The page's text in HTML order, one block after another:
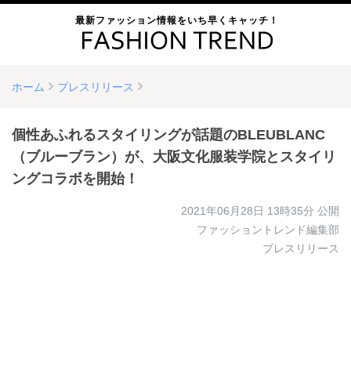
最新ファッション情報をいち早くキャッチ！
ホーム プレスリリース
個性あふれるスタイリングが話題のBLEUBLANC
（ブルーブラン）が、大阪文化服装学院とスタイリ
ングコラボを開始！
2021年06月28日 13時35分 公開
ファッショントレンド編集部
プレスリリース